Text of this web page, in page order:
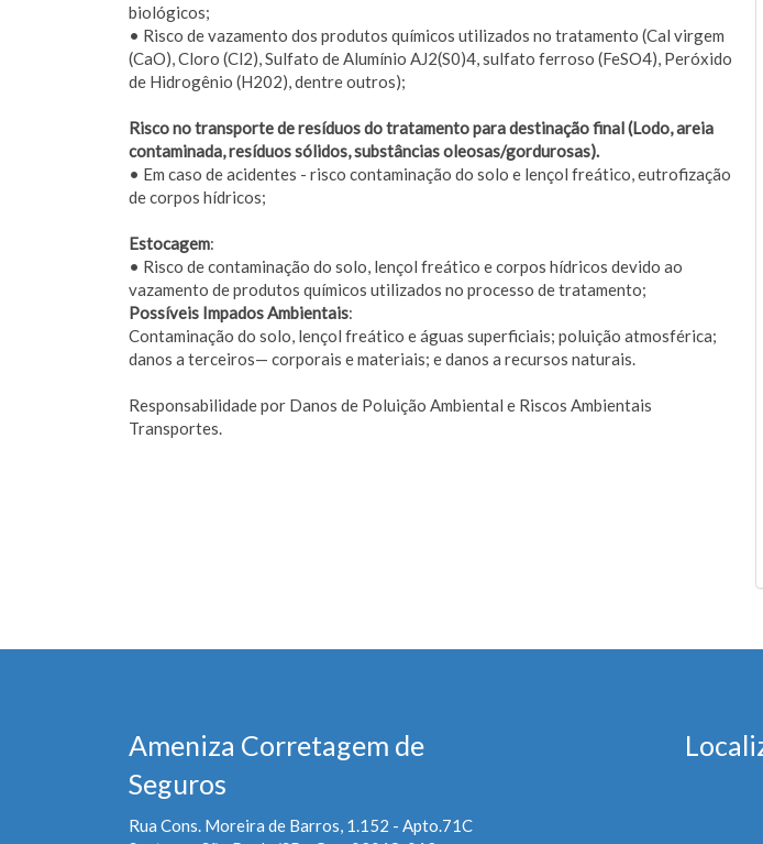
biológicos;
• Risco de vazamento dos produtos químicos utilizados no tratamento (Cal virgem
(CaO), Cloro (Cl2), Sulfato de Alumínio AJ2(S0)4, sulfato ferroso (FeSO4), Peróxido
de Hidrogênio (H202), dentre outros);
Risco no transporte de resíduos do tratamento para destinação final (Lodo, areia
contaminada, resíduos sólidos, substâncias oleosas/gordurosas).
• Em caso de acidentes - risco contaminação do solo e lençol freático, eutrofização
de corpos hídricos;
Estocagem:
• Risco de contaminação do solo, lençol freático e corpos hídricos devido ao
vazamento de produtos químicos utilizados no processo de tratamento;
Possíveis Impados Ambientais:
Contaminação do solo, lençol freático e águas superficiais; poluição atmosférica;
danos a terceiros— corporais e materiais; e danos a recursos naturais.
Responsabilidade por Danos de Poluição Ambiental e Riscos Ambientais
Transportes.
Ameniza Corretagem de
Seguros
Rua Cons. Moreira de Barros, 1.152 - Apto.71C